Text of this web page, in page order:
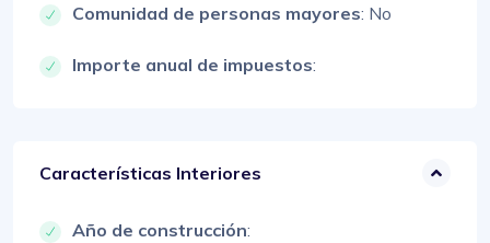
Comunidad de personas mayores: No
Importe anual de impuestos:
Características Interiores
Año de construcción: